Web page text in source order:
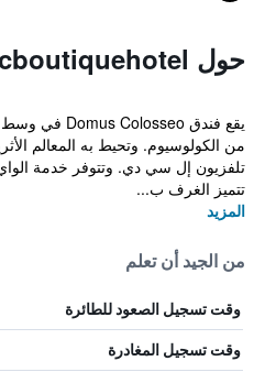
حول Dcboutiquehotel
من الكولوسيوم. وتحيط به المعالم
تلفزيون إل سي دي. وتتوفر خدمة الواي
تتميز الغرف ب...
المزيد
من الجيد أن تعلم
وقت تسجيل الصعود للطائرة
وقت تسجيل المغادرة